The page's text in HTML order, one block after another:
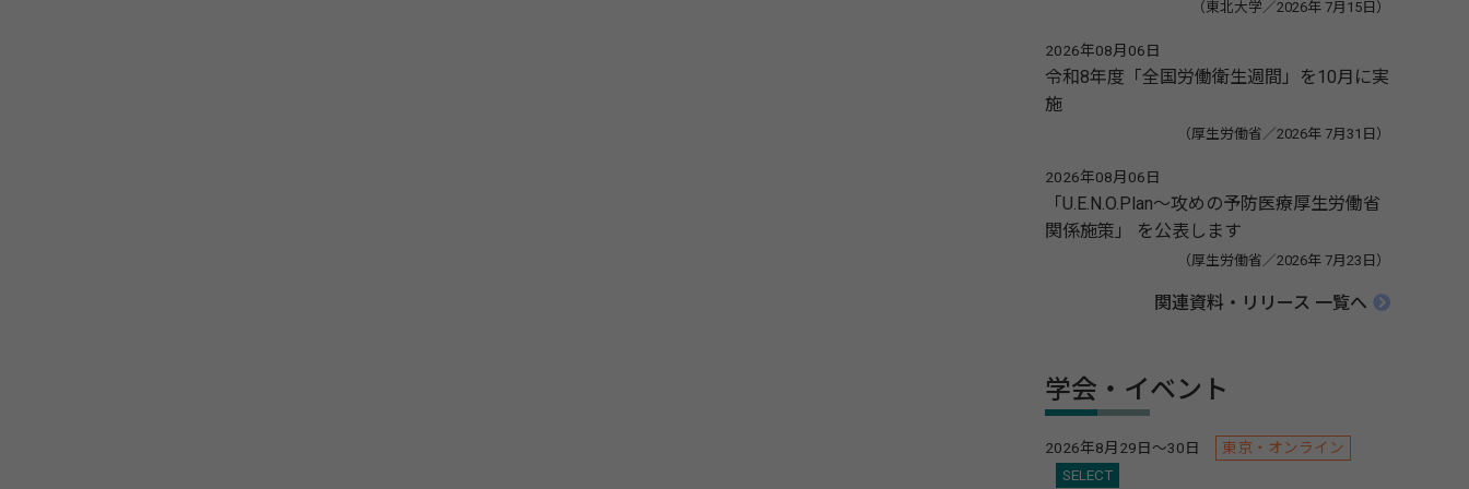
（東北大学／2026年 7月15日）
2026年08月06日
令和8年度「全国労働衛生週間」を10月に実
施
（厚生労働省／2026年 7月31日）
2026年08月06日
「U.E.N.O.Plan～攻めの予防医療厚生労働省
関係施策」 を公表します
（厚生労働省／2026年 7月23日）
関連資料・リリース 一覧へ
学会・イベント
2026年8月29日～30日
東京・オンライン
SELECT